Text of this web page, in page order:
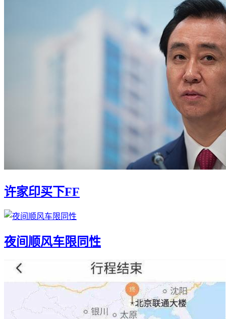
许家印买下FF
夜间顺风车限同性